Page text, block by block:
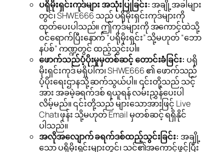
ပရိုမိုးရှင်းကုဒ်များ အသုံးပြုခြင်း: အချို့အခါများ
တွင်၊ SHWE666 သည် ပရိုမိုးရှင်းကုဒ်များကို
ထုတ်ပေးပါသည်။ ဤကုဒ်များကို အကောင့်ထဲသို့
ဝင်ရောက်ပြီးနောက် “ပရိုမိုးရှင်း” သို့မဟုတ် “ဘော
နပ်စ်” ကဏ္ဍတွင် ထည့်သွင်းပါ။
ဖောက်သည်ပံ့ပိုးမှုမှတစ်ဆင့် တောင်းခံခြင်း: ပရို
မိုးရှင်းကုဒ် မရှိပါက၊ SHWE666 ၏ ဖောက်သည်
ပံ့ပိုးရေးဌာနသို့ ဆက်သွယ်ပါ။ ၎င်းတို့သည် သင့်
အား အခမဲ့ခရက်ဒစ် ရယူရန် လမ်းညွှန်ပေးပါ
လိမ့်မည်။ ၎င်းတို့သည် များသောအားဖြင့် Live
Chat၊ ဖုန်း သို့မဟုတ် Email မှတစ်ဆင့် ရရှိနိုင်
ပါသည်။
အလိုအလျောက် ခရက်ဒစ်ထည့်သွင်းခြင်း: အချို့
သော ပရိုမိုးရှင်းများတွင်၊ သင်၏အကောင့်ဖွင့်ပြီး